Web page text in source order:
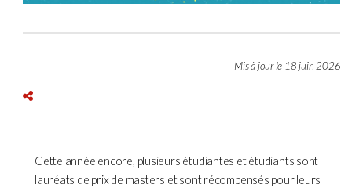
Mis à jour le 18 juin 2026
Cette année encore, plusieurs étudiantes et étudiants sont
lauréats de prix de masters et sont récompensés pour leurs